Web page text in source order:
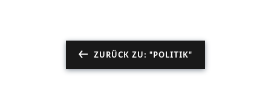
ZURÜCK ZU: "POLITIK"